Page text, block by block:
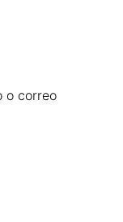
o correo